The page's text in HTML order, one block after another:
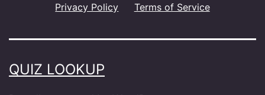
Privacy Policy Terms of Service
QUIZ LOOKUP